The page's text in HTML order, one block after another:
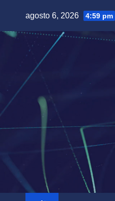
contenido
agosto 6, 2026 4:59 pm